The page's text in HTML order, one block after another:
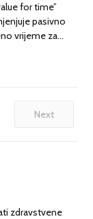
for time”
pasivno
vrijeme za…
Next
zdravstvene